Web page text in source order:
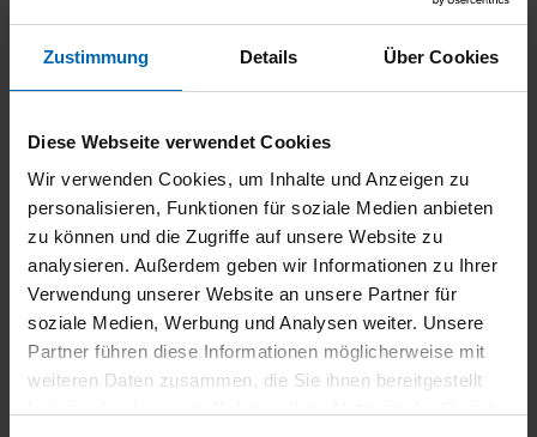
Zustimmung Details Über Cookies
Diese Webseite verwendet Cookies
Wir verwenden Cookies, um Inhalte und Anzeigen zu
personalisieren, Funktionen für soziale Medien anbieten
zu können und die Zugriffe auf unsere Website zu
analysieren. Außerdem geben wir Informationen zu Ihrer
Verwendung unserer Website an unsere Partner für
soziale Medien, Werbung und Analysen weiter. Unsere
Partner führen diese Informationen möglicherweise mit
weiteren Daten zusammen, die Sie ihnen bereitgestellt
BMW 225
Gebrauchtwagen
Typ
Pkw
Kilometerstand
54.750 km
Erstzulassung
05/2023
Zustand
Gebrauchtwagen
Leistung
180 kW / 245 PS